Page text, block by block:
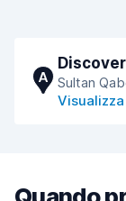
A Sultan